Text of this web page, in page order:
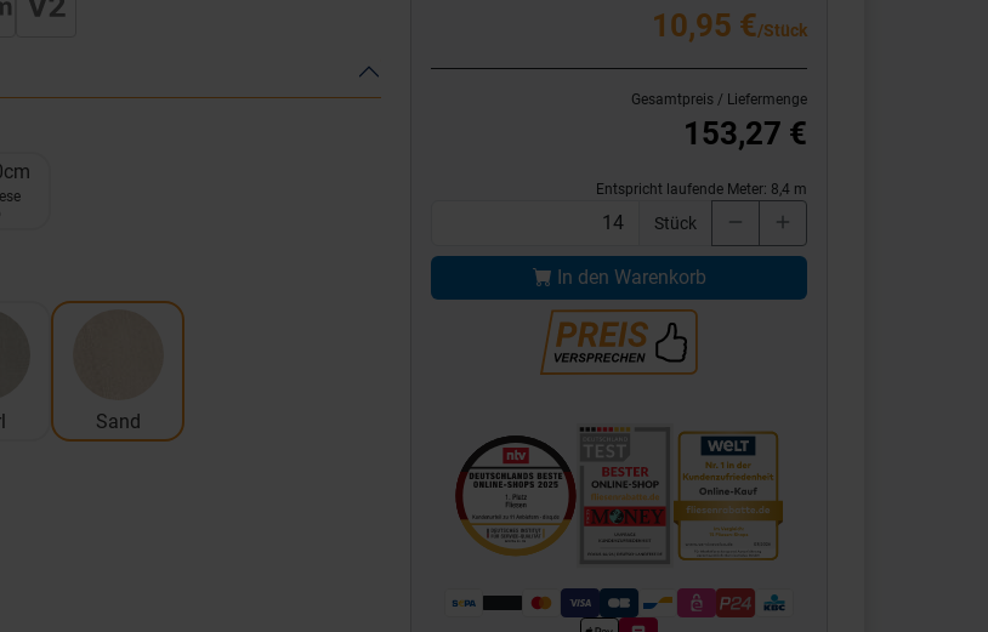
Sand
10,95 €/Stück
Gesamtpreis / Liefermenge
153,27 €
Entspricht laufende Meter: 8,4 m
Stück
In den Warenkorb